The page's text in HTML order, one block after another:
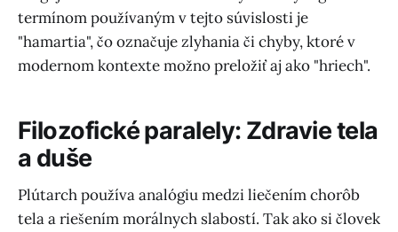
termínom používaným v tejto súvislosti je
"hamartia", čo označuje zlyhania či chyby, ktoré v
modernom kontexte možno preložiť aj ako "hriech".
Filozofické paralely: Zdravie tela
a duše
Plútarch používa analógiu medzi liečením chorôb
tela a riešením morálnych slabostí. Tak ako si človek